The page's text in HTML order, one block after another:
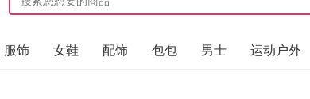
服饰 女鞋 配饰 包包 男士 运动户外